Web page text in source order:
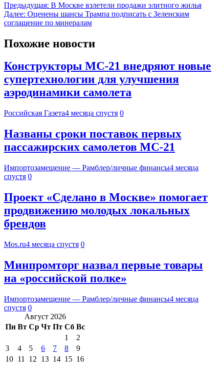
Предыдущая: В Москве взлетели продажи элитного жилья
Далее: Оценены шансы Трампа подписать с Зеленским
соглашение по минералам
Похожие новости
Конструкторы МС-21 внедряют новые
супертехнологии для улучшения
аэродинамики самолета
Российская Газета4 месяца спустя 0
Названы сроки поставок первых
пассажирских самолетов МС-21
Импортозамещение — Рамблер/личные финансы4 месяца
спустя 0
Проект «Сделано в Москве» помогает
продвижению молодых локальных
брендов
Mos.ru4 месяца спустя 0
Минпромторг назвал первые товары
на «российской полке»
Импортозамещение — Рамблер/личные финансы4 месяца
спустя 0
Август 2026
Пн Вт Ср Чт Пт Сб Вс
1
2
3
4 5 6 7 8
9
10 11 12 13 14 15 16